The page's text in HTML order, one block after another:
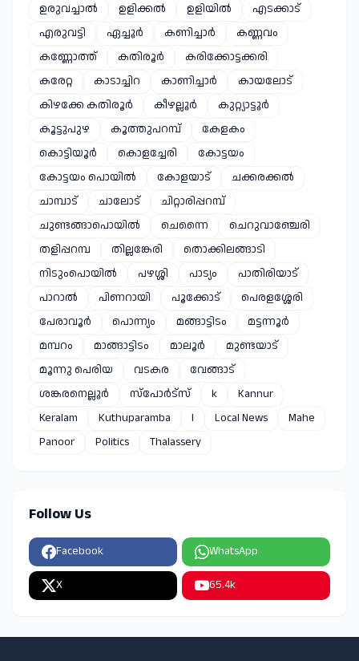
ഉരുവച്ചാൽ
ഉളിക്കൽ ഉളിയിൽ
എടക്കാട്
എരുവട്ടി
ഏച്ചൂർ കണിച്ചാർ
കണ്ണവം
കണ്ണോത്ത്
കതിരൂർ
കരിക്കോട്ടക്കരി
കരേറ്റ
കാടാച്ചിറ കാണിച്ചാർ
കായലോട്
കിഴക്കേ കതിരൂർ
കീഴല്ലൂർ
കുറ്റ്യാട്ടൂർ
കൂട്ടുപുഴ
കൂത്തുപറമ്പ്
കേളകം
കൊട്ടിയൂർ
കൊളച്ചേരി
കോട്ടയം
കോട്ടയം പൊയിൽ
കോളയാട്
ചക്കരക്കൽ
ചാമ്പാട്
ചാലോട്
ചിറ്റാരിപ്പറമ്പ്
ചുണ്ടങ്ങാപൊയിൽ
ചെന്നൈ
ചെറുവാഞ്ചേരി
തളിപ്പറമ്പ
തില്ലങ്കേരി
തൊക്കിലങ്ങാടി
നിടുംപൊയിൽ
പഴശ്ശി പാട്യം
പാതിരിയാട്
പാറാൽ
പിണറായി പൂക്കോട്
പെരളശ്ശേരി
പേരാവൂർ
പൊന്ന്യം മങ്ങാട്ടിടം
മട്ടന്നൂർ
മമ്പറം
മാങ്ങാട്ടിടം മാലൂർ
മുണ്ടയാട്
മൂന്നു പെരിയ
വടകര
വേങ്ങാട്
ശങ്കരനെല്ലൂർ
സ്പോർട്സ് k
Kannur
Keralam
Kuthuparamba l Local News
Mahe
Panoor
Politics Thalassery
Follow Us
Facebook WhatsApp
X 65.4k